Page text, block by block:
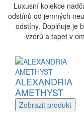
Luxusní kolekce
odstínů od jemných
odstíny. Doplňuje je
vzorů a tapet v
ALEXANDRIA
AMETHYST
Zobrazit produkt